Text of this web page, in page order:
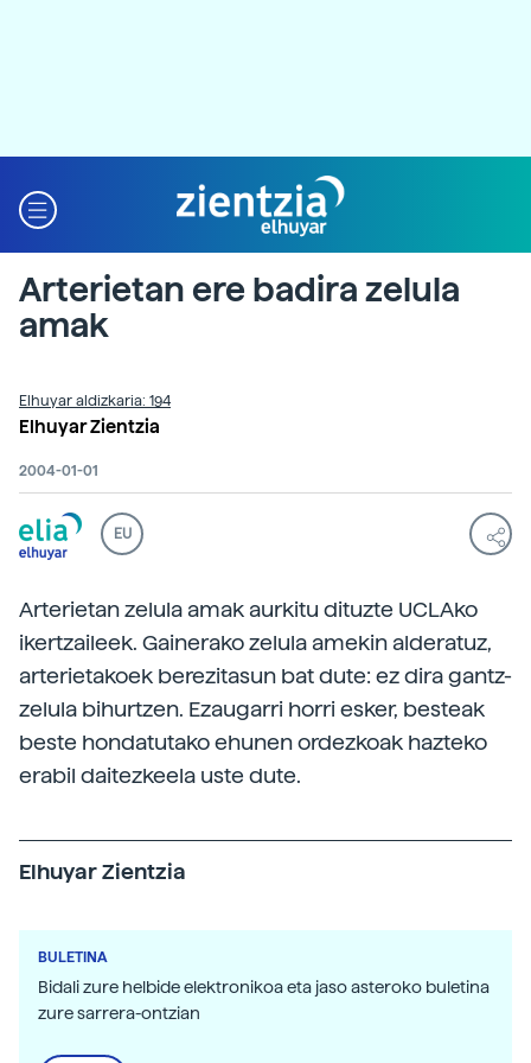
Arterietan ere badira zelula
amak
Elhuyar aldizkaria: 194
Elhuyar Zientzia
2004-01-01
EU
Arterietan zelula amak aurkitu dituzte UCLAko
ikertzaileek. Gainerako zelula amekin alderatuz,
arterietakoek berezitasun bat dute: ez dira gantz-
zelula bihurtzen. Ezaugarri horri esker, besteak
beste hondatutako ehunen ordezkoak hazteko
erabil daitezkeela uste dute.
Elhuyar Zientzia
BULETINA
Bidali zure helbide elektronikoa eta jaso asteroko buletina
zure sarrera-ontzian